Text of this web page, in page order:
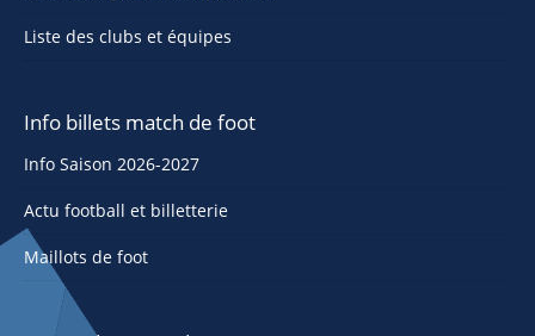
Liste des clubs et équipes
Info billets match de foot
Info Saison 2026-2027
Actu football et billetterie
Maillots de foot